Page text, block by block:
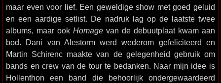
maar even voor lief. Een geweldige show met goed geluid
en een aardige setlist. De nadruk lag op de laatste twee
albums, maar ook Homage van de debuutplaat kwam aan
bod. Dani van Alestorm werd wederom gefeliciteerd en
Martin Schirenc maakte van de gelegenheid gebruik om
bands en crew van de tour te bedanken. Naar mijn idee is
Hollenthon een band die behoorlijk ondergewaardeerd